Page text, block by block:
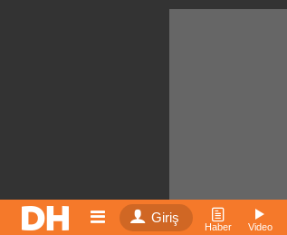
Giriş
Haber Video